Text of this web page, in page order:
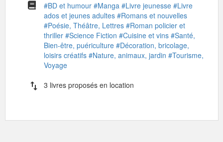
#BD et humour #Manga #Livre jeunesse #Livre
ados et jeunes adultes #Romans et nouvelles
#Poésie, Théâtre, Lettres #Roman policier et
thriller #Science Fiction #Cuisine et vins #Santé,
Bien-être, puériculture #Décoration, bricolage,
loisirs créatifs #Nature, animaux, jardin #Tourisme,
Voyage
import_export 3 livres proposés en location